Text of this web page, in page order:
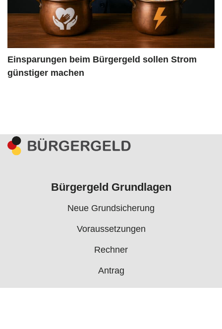
Einsparungen beim Bürgergeld sollen Strom
günstiger machen
Bürgergeld Grundlagen
Neue Grundsicherung
Voraussetzungen
Rechner
Antrag